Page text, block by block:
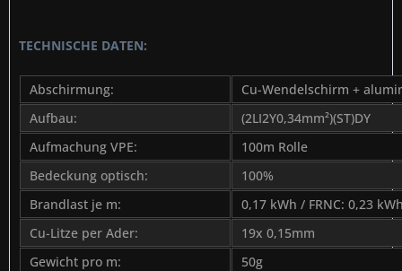
TECHNISCHE DATEN:
Abschirmung:
Cu-Wendelschirm +
Aufbau:
(2LI2Y0,34mm²)(ST)DY
Aufmachung VPE:
100m Rolle
Bedeckung optisch:
100%
Brandlast je m:
0,17 kWh / FRNC: 0,23
Cu-Litze per Ader:
19x 0,15mm
Gewicht pro m:
50g